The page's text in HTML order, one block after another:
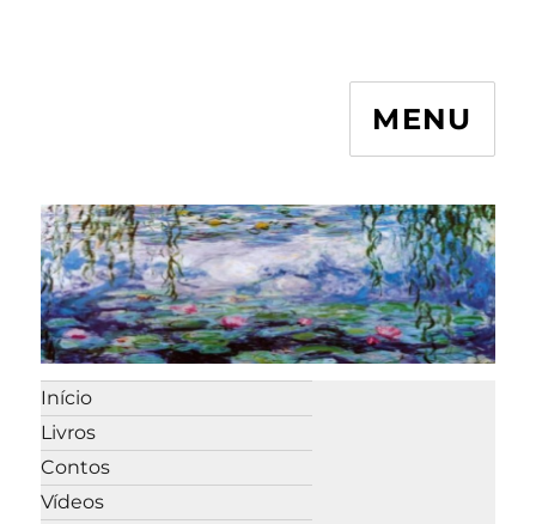
MENU
Início
Livros
Contos
Vídeos